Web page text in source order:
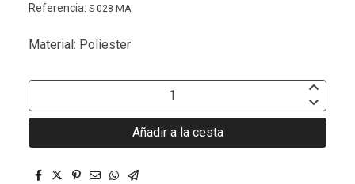
Referencia: S-028-MA
Material: Poliester
Añadir a la cesta